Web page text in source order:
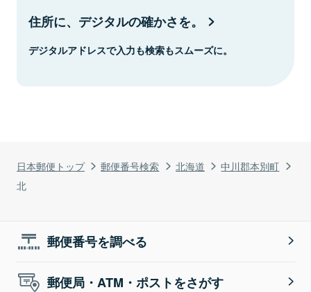
日本郵便トップ 郵便番号検索 北海道
中川郡本別町
北
住所に、デジタルの確かさを。
デジタルアドレスで入力も検索もスムーズに。
郵便番号を調べる
郵便局・ATM・ポストをさがす